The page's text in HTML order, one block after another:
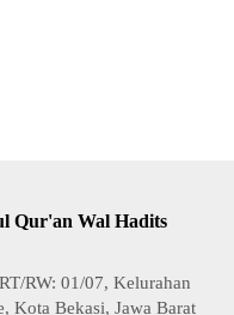
Qur'an Wal Hadits
RW: 01/07, Kelurahan
Kota Bekasi, Jawa Barat